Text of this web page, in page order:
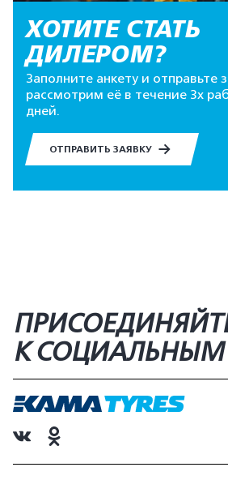
ХОТИТЕ СТАТЬ
ДИЛЕРОМ?
Заполните анкету и отправьте
рассмотрим её в течение 3х
дней.
ОТПРАВИТЬ ЗАЯВКУ
К СОЦИАЛЬНЫМ